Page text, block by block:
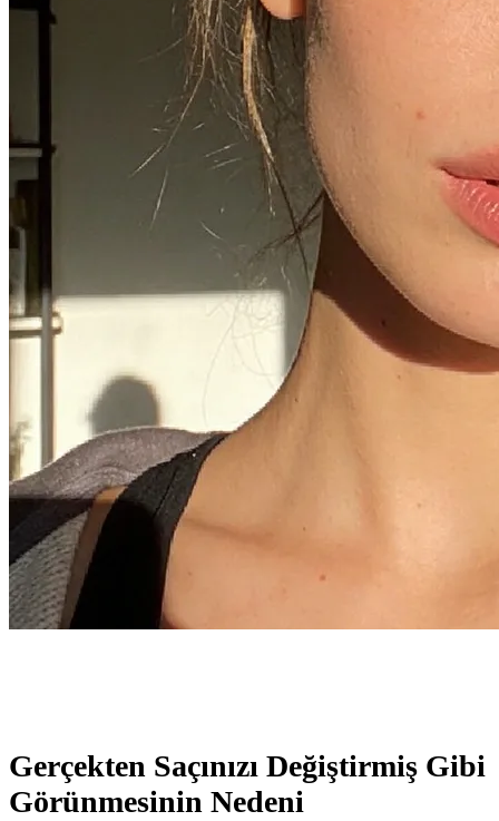
Gerçekten Saçınızı Değiştirmiş Gibi
Görünmesinin Nedeni